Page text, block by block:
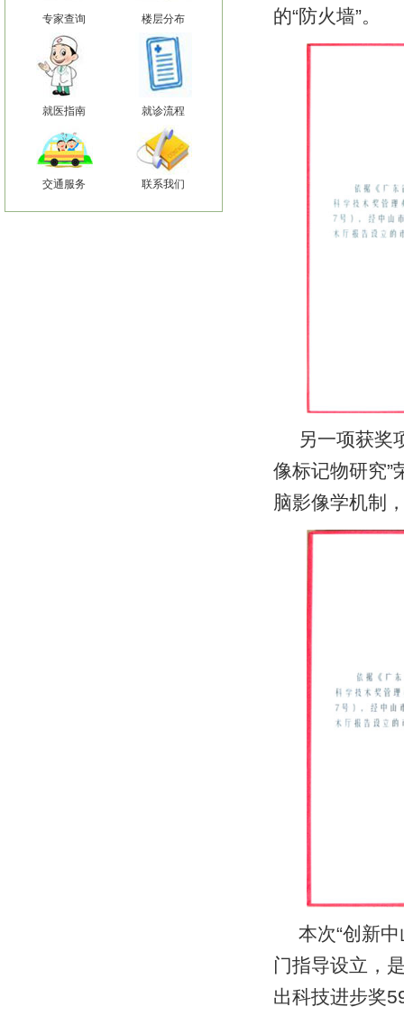
专家查询 楼层分布
就医指南 就诊流程
交通服务 联系我们
的“防火墙”。
另一项获奖
像标记物研究”
脑影像学机制
本次“创新中
门指导设立，
出科技进步奖